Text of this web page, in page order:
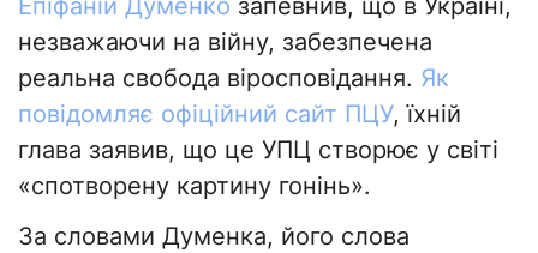
Епіфаній Думенко запевнив, що в Україні,
незважаючи на війну, забезпечена
реальна свобода віросповідання. Як
повідомляє офіційний сайт ПЦУ, їхній
глава заявив, що це УПЦ створює у світі
«спотворену картину гонінь».
За словами Думенка, його слова